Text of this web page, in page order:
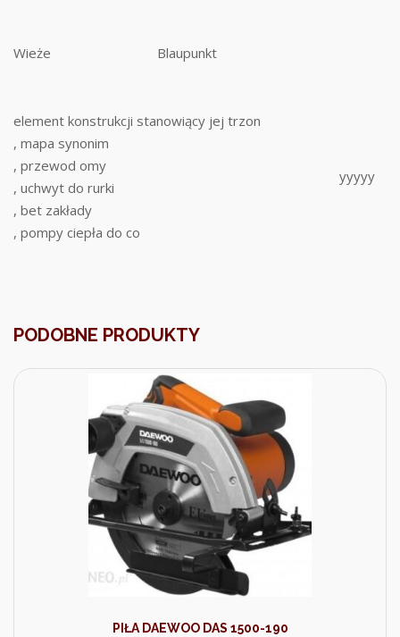
Wieże Blaupunkt
element konstrukcji stanowiący jej trzon
, mapa synonim
, przewod omy
, uchwyt do rurki
, bet zakłady
, pompy ciepła do co
yyyyy
PODOBNE PRODUKTY
PIŁA DAEWOO DAS 1500-190